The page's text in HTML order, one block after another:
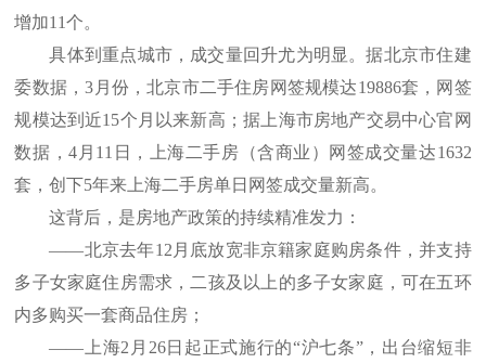
增加11个。
具体到重点城市，成交量回升尤为明显。据北京市住建
委数据，3月份，北京市二手住房网签规模达19886套，网签
规模达到近15个月以来新高；据上海市房地产交易中心官网
数据，4月11日，上海二手房（含商业）网签成交量达1632
套，创下5年来上海二手房单日网签成交量新高。
这背后，是房地产政策的持续精准发力：
——北京去年12月底放宽非京籍家庭购房条件，并支持
多子女家庭住房需求，二孩及以上的多子女家庭，可在五环
内多购买一套商品住房；
——上海2月26日起正式施行的“沪七条”，出台缩短非